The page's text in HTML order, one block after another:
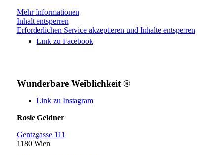
Link zu Facebook
Link zu Instagram
Mehr Informationen
Inhalt entsperren
Erforderlichen Service akzeptieren und Inhalte entsperren
Wunderbare Weiblichkeit ®
Rosie Geldner
Gentzgasse 111
1180 Wien